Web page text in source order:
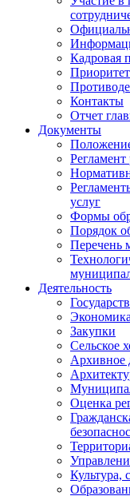
Кадровая
Контакты
Отчет
Документы
услуг
Формы
Порядок
Перечень
Деятельность
Экономика
Закупки
Сельское
Архивное
Оценка
Культура,